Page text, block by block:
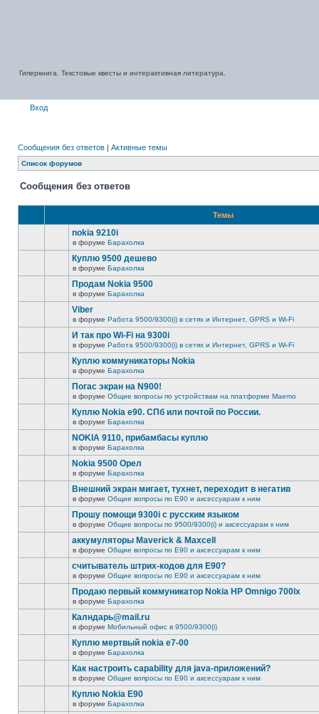
Гиперкнига. Текстовые квесты и интерактивная литература.
Вход
Сообщения без ответов | Активные темы
Список форумов
Сообщения без ответов
Темы
nokia 9210i
в форуме Барахолка
Куплю 9500 дешево
в форуме Барахолка
Продам Nokia 9500
в форуме Барахолка
Viber
в форуме Работа 9500/9300(i) в сетях и Интернет, GPRS и Wi-Fi
И так про Wi-Fi на 9300i
в форуме Работа 9500/9300(i) в сетях и Интернет, GPRS и Wi-Fi
Куплю коммуникаторы Nokia
в форуме Барахолка
Погас экран на N900!
в форуме Общие вопросы по устройствам на платформе Maemo
Куплю Nokia e90. СПб или почтой по России.
в форуме Барахолка
NOKIA 9110, прибамбасы куплю
в форуме Барахолка
Nokia 9500 Орел
в форуме Барахолка
Внешний экран мигает, тухнет, переходит в негатив
в форуме Общие вопросы по E90 и аксессуарам к ним
Прошу помощи 9300i c русским языком
в форуме Общие вопросы по 9500/9300(i) и аксессуарам к ним
аккумуляторы Maverick & Maxcell
в форуме Общие вопросы по E90 и аксессуарам к ним
считыватель штрих-кодов для Е90?
в форуме Общие вопросы по E90 и аксессуарам к ним
Продаю первый коммуникатор Nokia HP Omnigo 700lx
в форуме Барахолка
Калндарь@mail.ru
в форуме Мобильный офис в 9500/9300(i)
Куплю мертвый nokia e7-00
в форуме Барахолка
Как настроить capability для java-приложений?
в форуме Общие вопросы по E90 и аксессуарам к ним
Куплю Nokia E90
в форуме Барахолка